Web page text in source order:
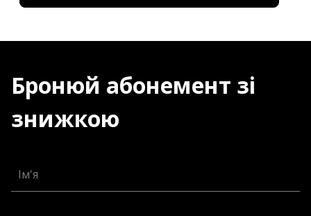
Бронюй абонемент зі
знижкою
Ім'я